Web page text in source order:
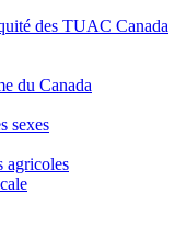
des TUAC Canada
du Canada
sexes
agricoles